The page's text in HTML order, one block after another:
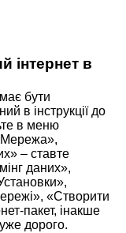
інтернет в
бути
в інструкції до
в меню
– ставте
даних»,
«Створити
пакет, інакше
дорого.